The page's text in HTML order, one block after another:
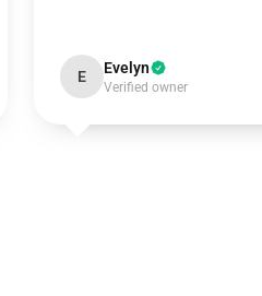
E Evelyn
Verified owner